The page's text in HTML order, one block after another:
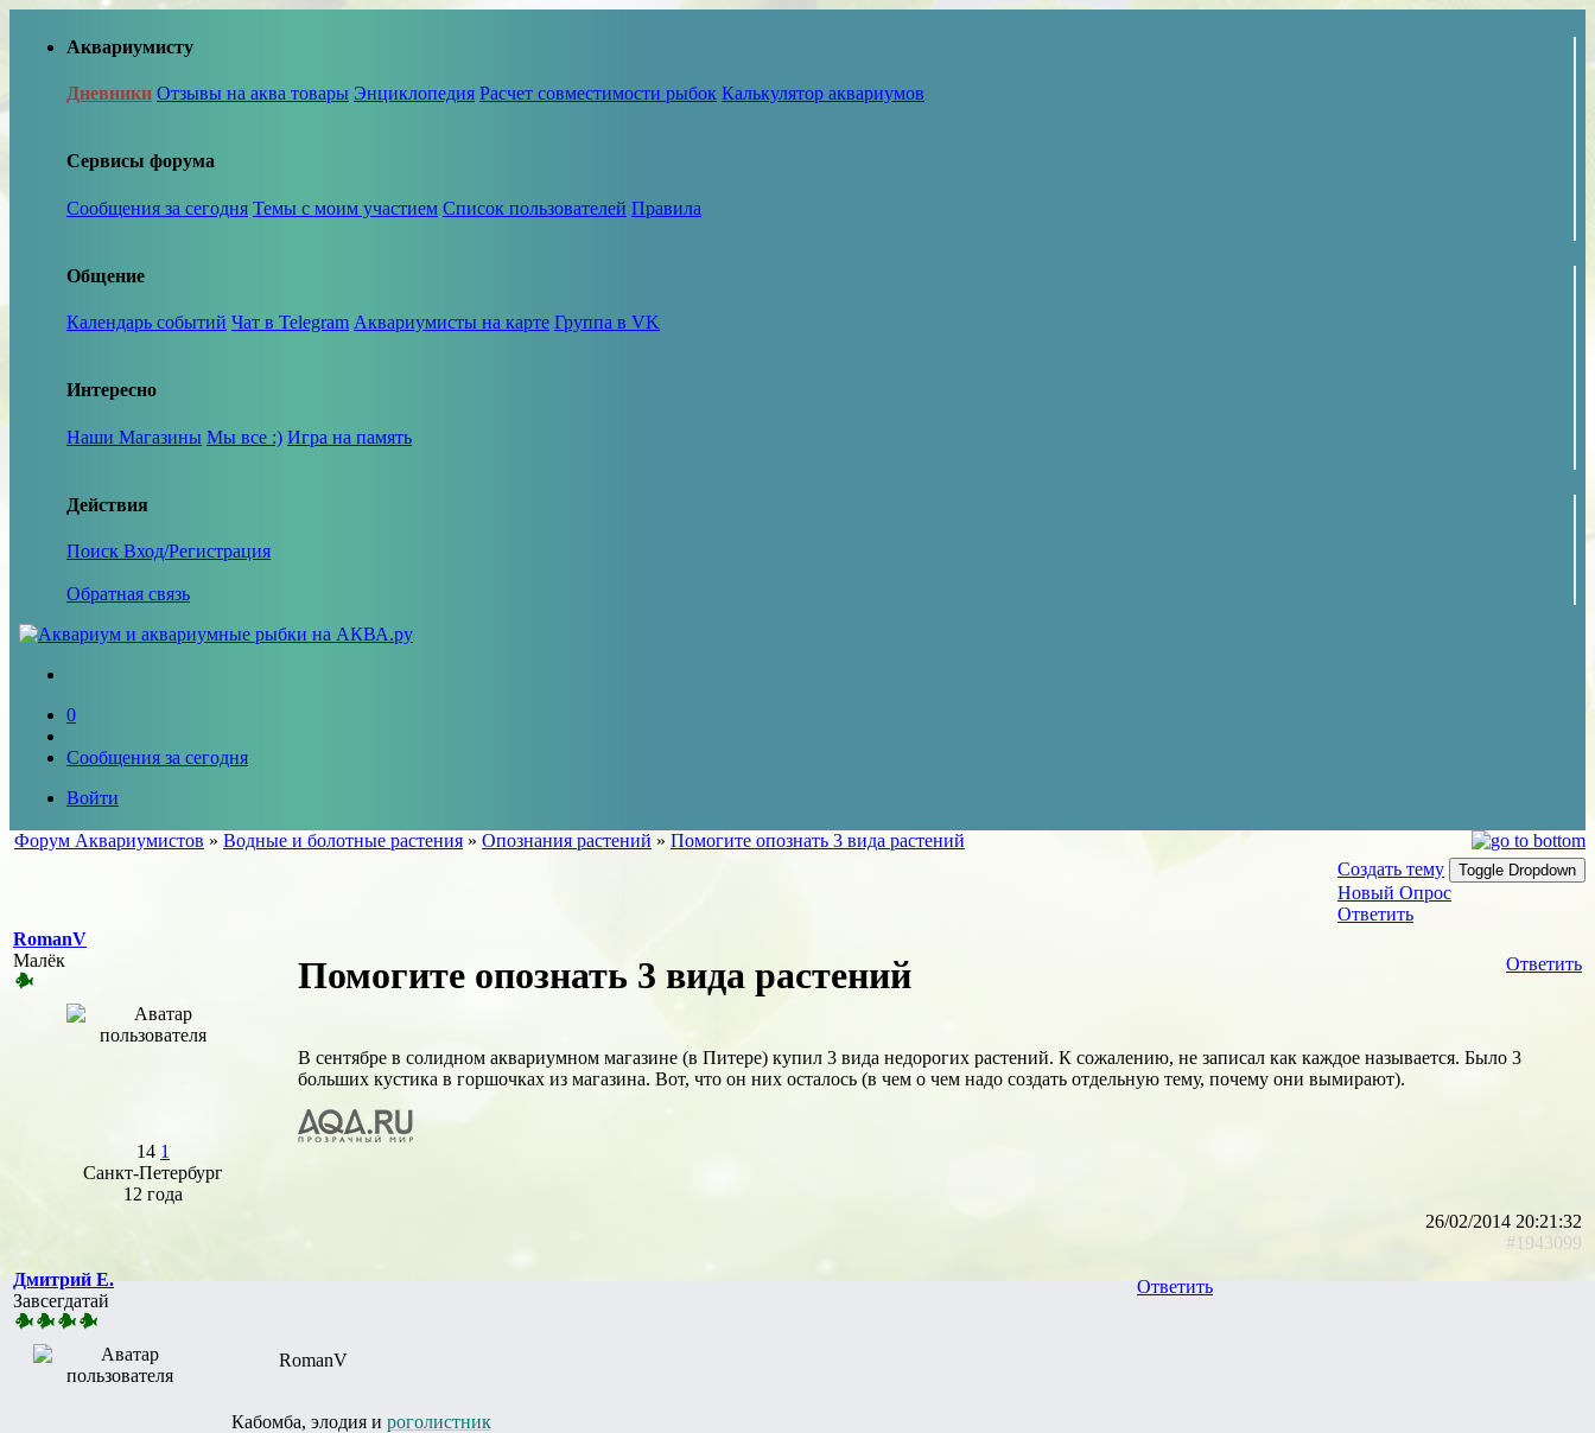
Аквариумисту
Дневники Отзывы на аква товары Энциклопедия Расчет совместимости рыбок Калькулятор аквариумов
Сервисы форума
Сообщения за сегодня Темы с моим участием Список пользователей Правила
Общение
Календарь событий Чат в Telegram Аквариумисты на карте Группа в VK
Интересно
Наши Магазины Мы все :) Игра на память
Действия
Поиск Вход/Регистрация
Обратная связь
0
Сообщения за сегодня
Войти
Форум Аквариумистов » Водные и болотные растения » Опознания растений » Помогите опознать 3 вида растений
Создать тему
Toggle Dropdown
Новый Опрос
Ответить
RomanV
Малёк
14 1
Санкт-Петербург
12 года
Ответить
Помогите опознать 3 вида растений
В сентябре в солидном аквариумном магазине (в Питере) купил 3 вида недорогих растений. К сожалению, не записал как каждое называется. Было 3
больших кустика в горшочках из магазина. Вот, что он них осталось (в чем о чем надо создать отдельную тему, почему они вымирают).
26/02/2014 20:21:32
#1943099
Дмитрий Е.
Завсегдатай
Ответить
RomanV
Кабомба, элодия и роголистник